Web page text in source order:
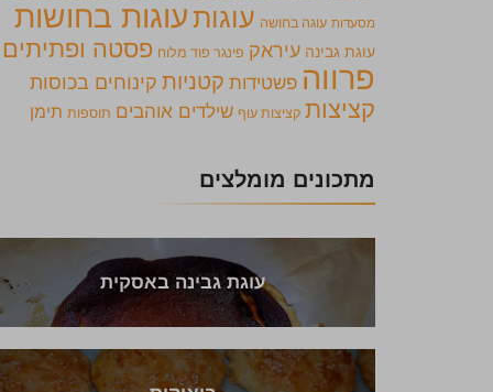
מסעדות עוגה בחושה עוגותעוגות בחושות
עוגת גבינה עיראק פינגר פוד מלוח פסטה ופתיתים
פרווה פשטידות קטניות קינוחים בכוסות
קציצות קציצות עוף שילדים אוהבים תוספות תימן
מתכונים מומלצים
עוגת גבינה באסקית